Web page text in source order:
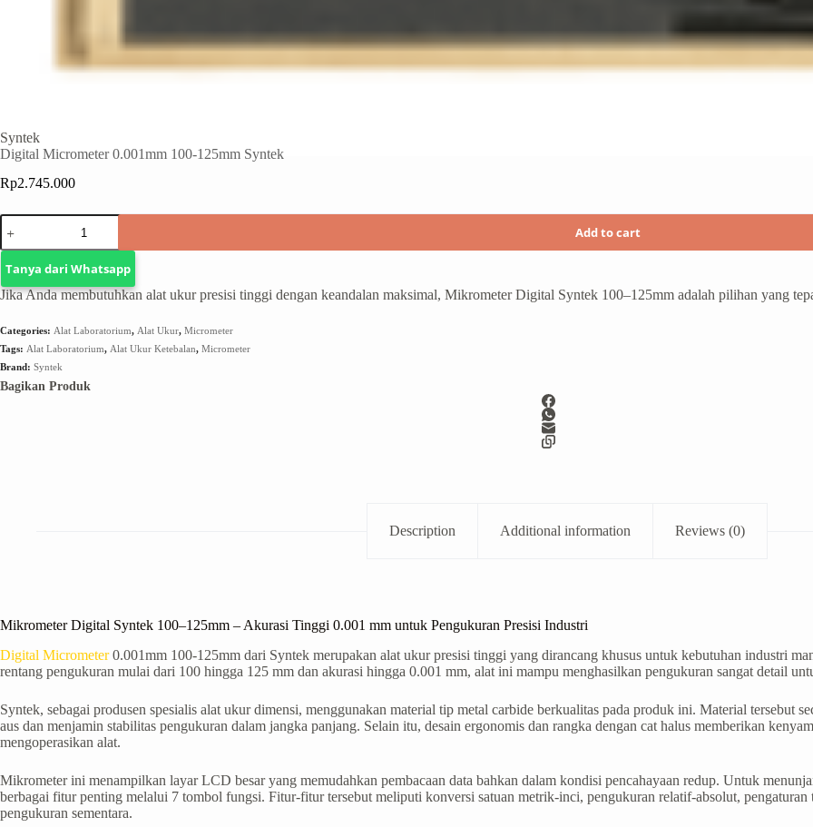
Syntek
Digital Micrometer 0.001mm 100-125mm Syntek
Rp2.745.000
Add to cart
Tanya dari Whatsapp
Jika Anda membutuhkan alat ukur presisi tinggi dengan keandalan maksimal, Mikrometer Digital Syntek 100–125mm adalah pilihan yang
Categories: Alat Laboratorium, Alat Ukur, Micrometer
Tags: Alat Laboratorium, Alat Ukur Ketebalan, Micrometer
Brand: Syntek
Bagikan Produk
Description Additional information Reviews (0)
Mikrometer Digital Syntek 100–125mm – Akurasi Tinggi 0.001 mm untuk Pengukuran Presisi Industri
Digital Micrometer0.001mm 100-125mm dari Syntek merupakan alat ukur presisi tinggi yang dirancang khusus untuk kebutuhan industri
rentang pengukuran mulai dari 100 hingga 125 mm dan akurasi hingga 0.001 mm, alat ini mampu menghasilkan pengukuran sangat detail
Syntek, sebagai produsen spesialis alat ukur dimensi, menggunakan material tip metal carbide berkualitas pada produk ini. Material tersebut
aus dan menjamin stabilitas pengukuran dalam jangka panjang. Selain itu, desain ergonomis dan rangka dengan cat halus memberikan
mengoperasikan alat.
Mikrometer ini menampilkan layar LCD besar yang memudahkan pembacaan data bahkan dalam kondisi pencahayaan redup. Untuk
berbagai fitur penting melalui 7 tombol fungsi. Fitur-fitur tersebut meliputi konversi satuan metrik-inci, pengukuran relatif-absolut,
pengukuran sementara.